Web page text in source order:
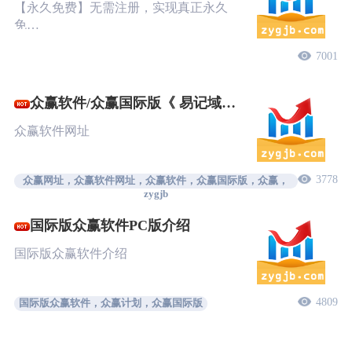
【永久免费】无需注册，实现真正永久
免…
7001
众赢软件/众赢国际版《 易记域
名》
众赢软件网址
众赢网址，众赢软件网址，众赢软件，众赢国际版，众赢，
zygjb
3778
国际版众赢软件PC版介绍
国际版众赢软件介绍
国际版众赢软件，众赢计划，众赢国际版 4809